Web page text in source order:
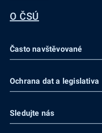
O ČSÚ
Často navštěvované
Ochrana dat a legislativa
Sledujte nás